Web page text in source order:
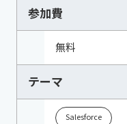
参加費
無料
テーマ
Salesforce